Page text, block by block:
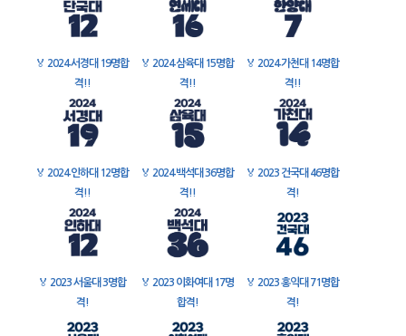
🏅 2024 서경대 19명합
격!!
🏅 2024 삼육대 15명합
격!!
🏅 2024 가천대 14명합
격!!
🏅 2024 인하대 12명합
격!!
🏅 2024 백석대 36명합
격!!
🏅 2023 건국대 46명합
격!
🏅 2023 서울대 3명합
격!
🏅 2023 이화여대 17명
합격!
🏅 2023 홍익대 71명합
격!